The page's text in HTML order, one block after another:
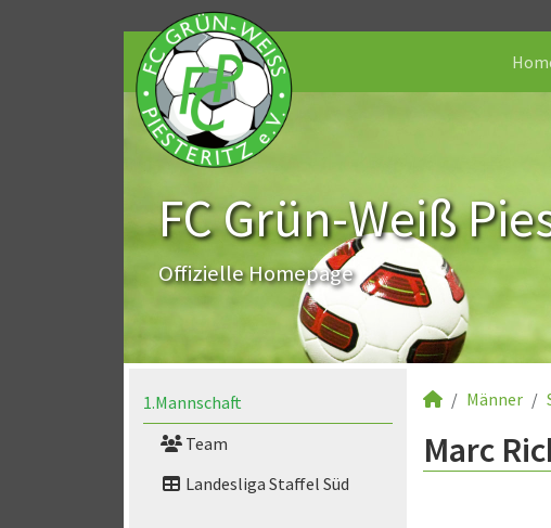
FC Grün-Weiß
Offizielle Homepage
1.Mannschaft
Team
Landesliga Staffel Süd
Männer
Marc